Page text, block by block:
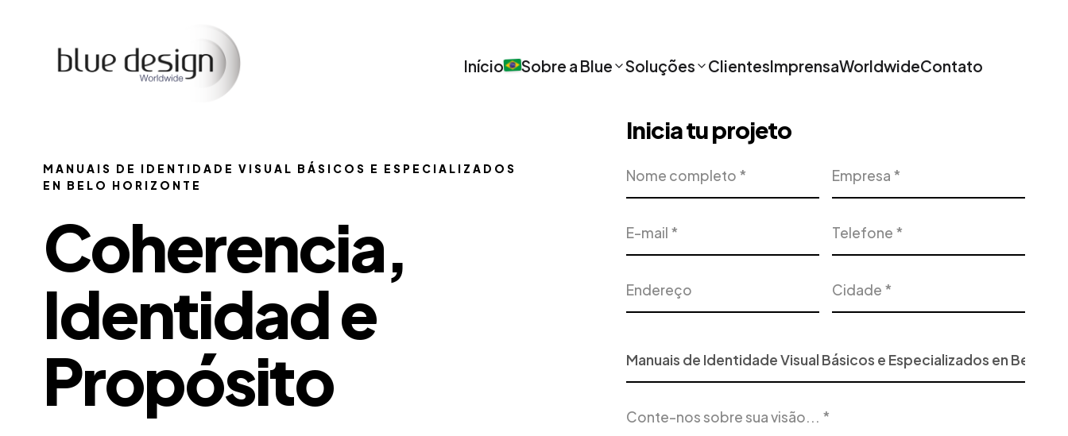
Início Sobre a Blue Soluções ClientesImprensaWorldwideContato
MANUAIS DE IDENTIDADE VISUAL BÁSICOS E ESPECIALIZADOS
EN BELO HORIZONTE
Coherencia,
Identidad e
Propósito
Inicia tu projeto
completo
mail
ou
Serviço
Interesse
do